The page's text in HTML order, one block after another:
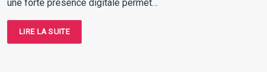
une forte présence digitale permet…
LIRE LA SUITE